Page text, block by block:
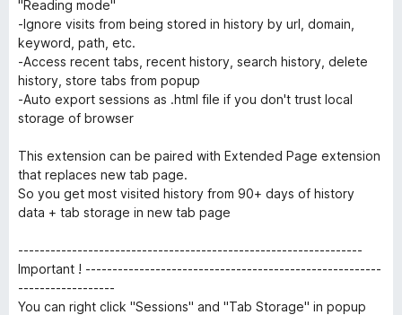
"Reading mode"
-Ignore visits from being stored in history by url, domain,
keyword, path, etc.
-Access recent tabs, recent history, search history, delete
history, store tabs from popup
-Auto export sessions as .html file if you don't trust local
storage of browser
This extension can be paired with Extended Page extension
that replaces new tab page.
So you get most visited history from 90+ days of history
data + tab storage in new tab page
----------------------------------------------------------------
Important ! -------------------------------------------------------
------------------
You can right click "Sessions" and "Tab Storage" in popup